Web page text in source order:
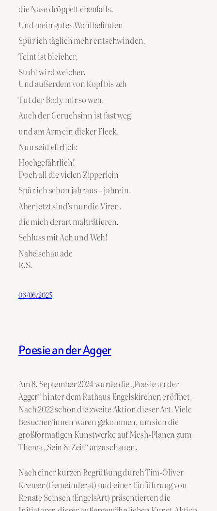
die Nase dröppelt ebenfalls.
Und mein gutes Wohlbefinden
Spür ich täglich mehr entschwinden,
Teint ist bleicher,
Stuhl wird weicher.
Und außerdem von Kopf bis zeh
Tut der Body mir so weh.
Auch der Geruchsinn ist fast weg
und am Arm ein dicker Fleck.
Nun seid ehrlich:
Hochgefährlich!
Doch all die vielen Zipperlein
Spür ich schon jahraus – jahrein.
Aber jetzt sind’s nur die Viren,
die mich derart malträtieren.
Schluss mit Ach und Weh!
Nabelschau ade
R.S.
06/06/2025
Poesie an der Agger
Am 8. September 2024 wurde die „Poesie an der
Agger“ hinter dem Rathaus Engelskirchen eröffnet.
Nach 2022 schon die zweite Aktion dieser Art. Viele
Besucher/innen waren gekommen, um sich die
großformatigen Kunstwerke auf Mesh-Planen zum
Thema „Sein & Zeit“ anzuschauen.
Nach einer kurzen Begrüßung durch Tim-Oliver
Kremer (Gemeinderat) und einer Einführung von
Renate Seinsch (EngelsArt) präsentierten die